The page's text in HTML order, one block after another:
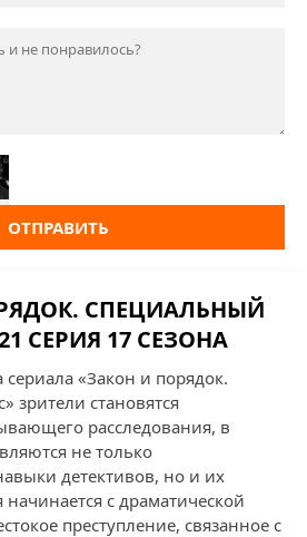
ОТПРАВИТЬ
СПЕЦИАЛЬНЫЙ
СЕРИЯ 17 СЕЗОНА
сериала «Закон и порядок.
зрители становятся
расследования, в
не только
детективов, но и их
с драматической
преступление, связанное с